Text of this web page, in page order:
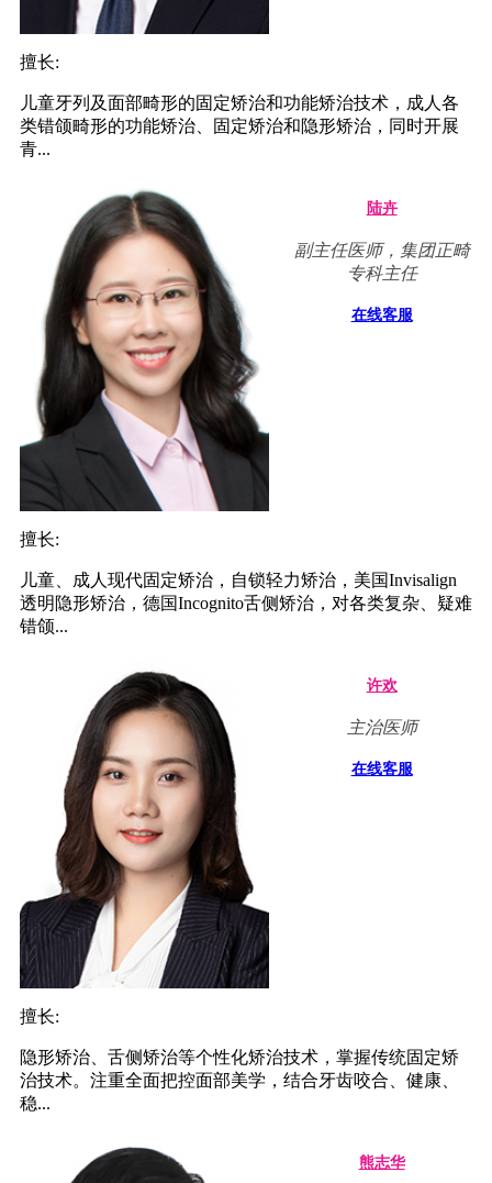
擅长:
儿童牙列及面部畸形的固定矫治和功能矫治技术，成人各
类错颌畸形的功能矫治、固定矫治和隐形矫治，同时开展
青...
陆卉
副主任医师，集团正畸
专科主任
在线客服
擅长:
儿童、成人现代固定矫治，自锁轻力矫治，美国Invisalign
透明隐形矫治，德国Incognito舌侧矫治，对各类复杂、疑难
错颌...
许欢
主治医师
在线客服
擅长:
隐形矫治、舌侧矫治等个性化矫治技术，掌握传统固定矫
治技术。注重全面把控面部美学，结合牙齿咬合、健康、
稳...
熊志华